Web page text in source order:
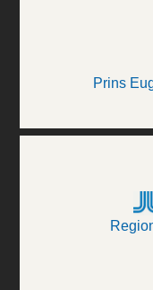
Prins